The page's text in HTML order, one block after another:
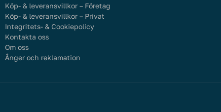
Köp- & leveransvillkor – Företag
Köp- & leveransvillkor – Privat
Integritets- & Cookiepolicy
Kontakta oss
Om oss
Ånger och reklamation